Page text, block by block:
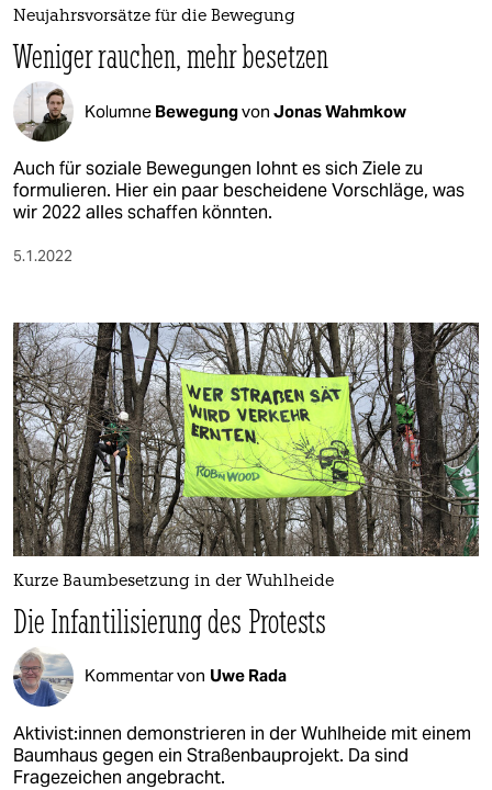
Neujahrsvorsätze für die Bewegung
Weniger rauchen, mehr besetzen
Kolumne Bewegungvon Jonas Wahmkow
Auch für soziale Bewegungen lohnt es sich Ziele zu
formulieren. Hier ein paar bescheidene Vorschläge, was
wir 2022 alles schaffen könnten.
5.1.2022
Kurze Baumbesetzung in der Wuhlheide
Die Infantilisierung des Protests
Kommentar von Uwe Rada
Ak­ti­vis­t:in­nen demonstrieren in der Wuhlheide mit einem
Baumhaus gegen ein Straßenbauprojekt. Da sind
Fragezeichen angebracht.